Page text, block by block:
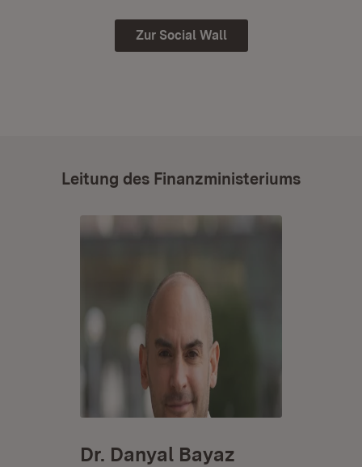
Zur Social Wall
Leitung des Finanzministeriums
Dr. Danyal Bayaz